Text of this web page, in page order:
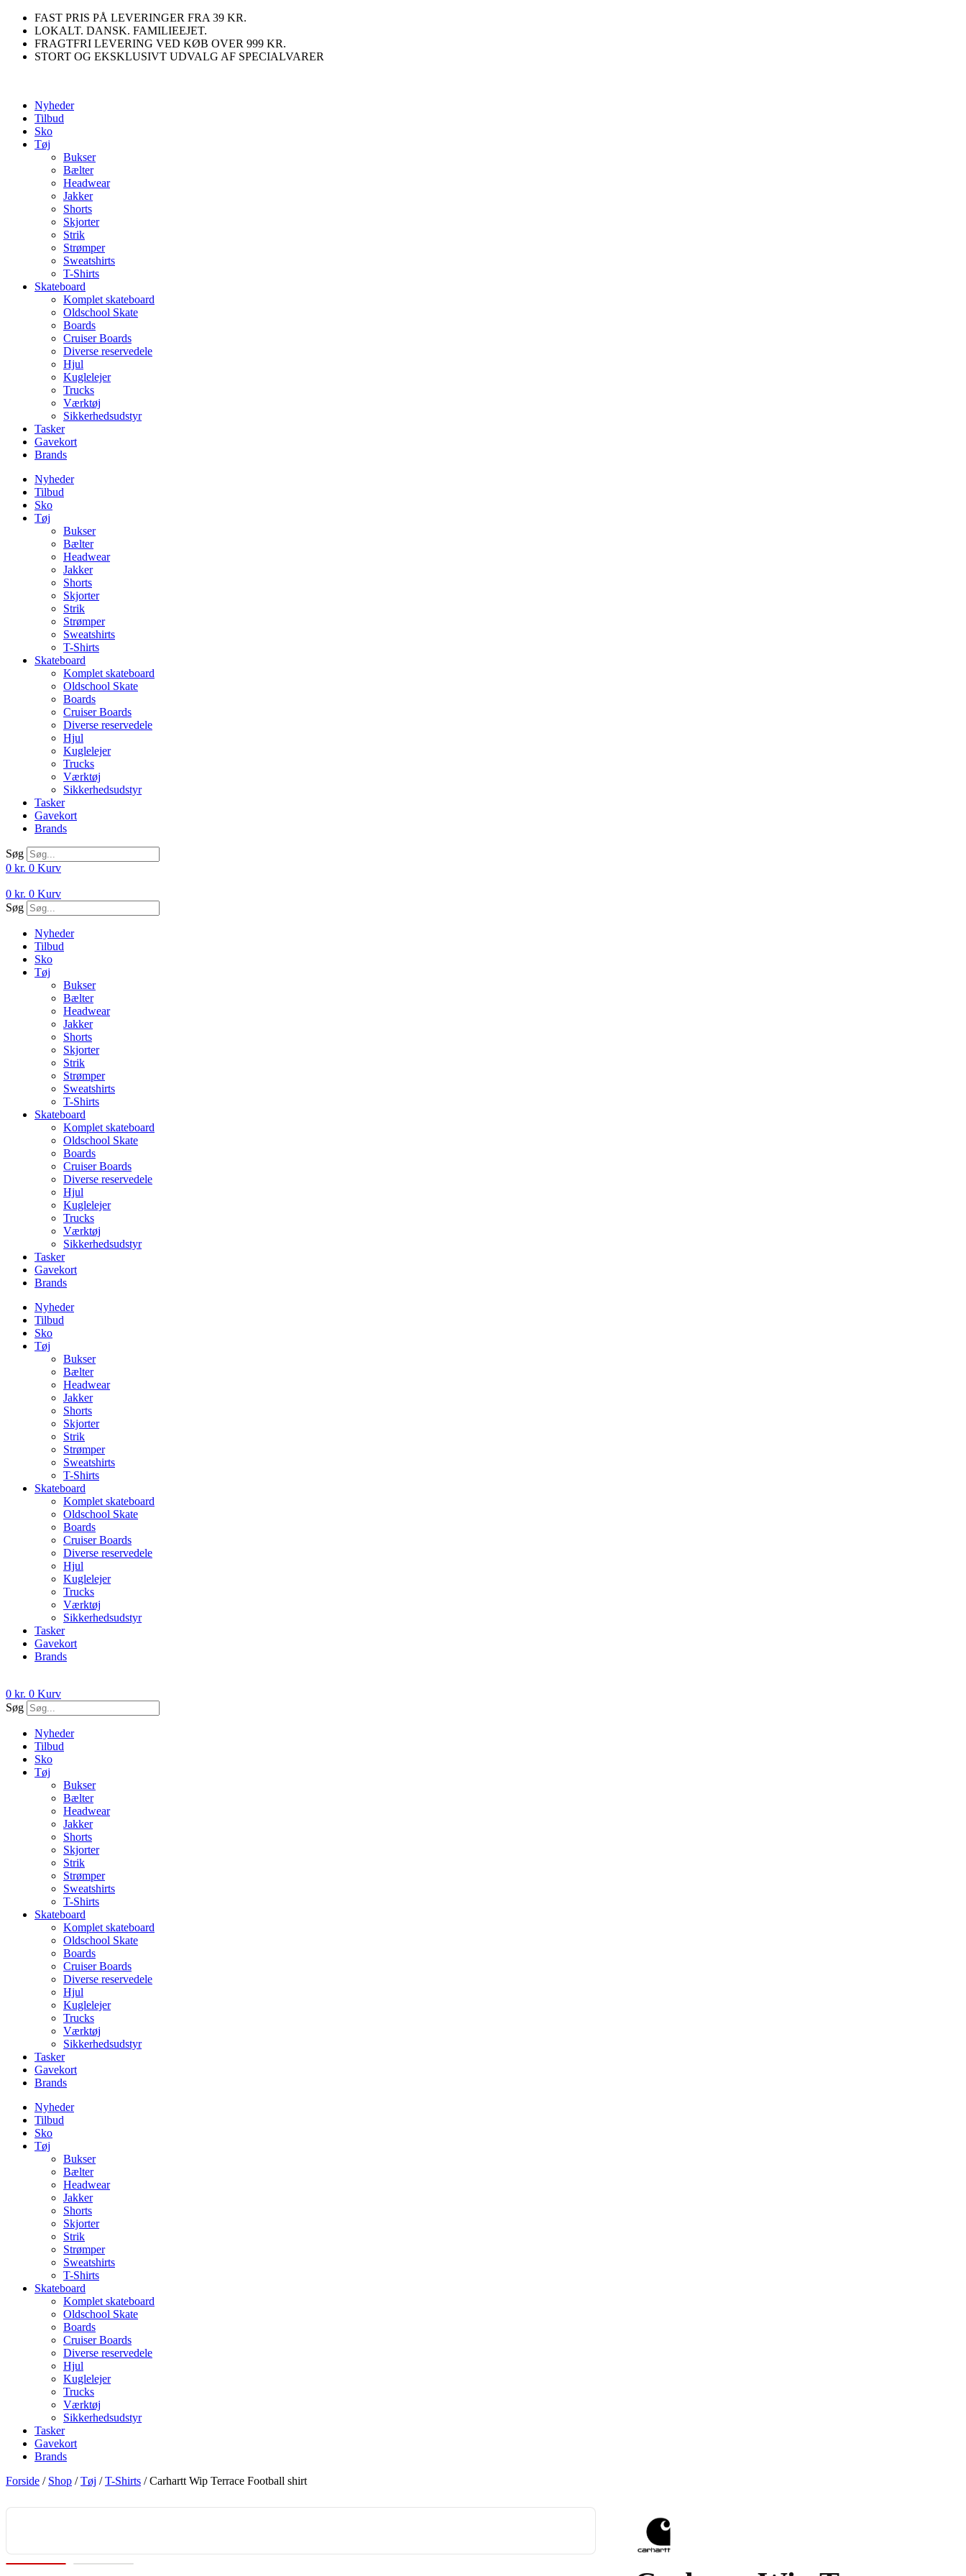
Videre
indhold
FAST PRIS PÅ LEVERINGER FRA 39 KR.
LOKALT. DANSK. FAMILIEEJET.
FRAGTFRI LEVERING VED KØB OVER 999 KR.
STORT OG EKSKLUSIVT UDVALG AF SPECIALVARER
Nyheder
Tilbud
Sko
Tøj
Bukser
Bælter
Headwear
Jakker
Shorts
Skjorter
Strik
Strømper
Sweatshirts
T-Shirts
Skateboard
Komplet skateboard
Oldschool Skate
Boards
Cruiser Boards
Diverse reservedele
Hjul
Kuglelejer
Trucks
Værktøj
Sikkerhedsudstyr
Tasker
Gavekort
Brands
Nyheder
Tilbud
Sko
Tøj
Bukser
Bælter
Headwear
Jakker
Shorts
Skjorter
Strik
Strømper
Sweatshirts
T-Shirts
Skateboard
Komplet skateboard
Oldschool Skate
Boards
Cruiser Boards
Diverse reservedele
Hjul
Kuglelejer
Trucks
Værktøj
Sikkerhedsudstyr
Tasker
Gavekort
Brands
Søg
0 kr. 0 Kurv
0 kr. 0 Kurv
Søg
Nyheder
Tilbud
Sko
Tøj
Bukser
Bælter
Headwear
Jakker
Shorts
Skjorter
Strik
Strømper
Sweatshirts
T-Shirts
Skateboard
Komplet skateboard
Oldschool Skate
Boards
Cruiser Boards
Diverse reservedele
Hjul
Kuglelejer
Trucks
Værktøj
Sikkerhedsudstyr
Tasker
Gavekort
Brands
Nyheder
Tilbud
Sko
Tøj
Bukser
Bælter
Headwear
Jakker
Shorts
Skjorter
Strik
Strømper
Sweatshirts
T-Shirts
Skateboard
Komplet skateboard
Oldschool Skate
Boards
Cruiser Boards
Diverse reservedele
Hjul
Kuglelejer
Trucks
Værktøj
Sikkerhedsudstyr
Tasker
Gavekort
Brands
0 kr. 0 Kurv
Søg
Nyheder
Tilbud
Sko
Tøj
Bukser
Bælter
Headwear
Jakker
Shorts
Skjorter
Strik
Strømper
Sweatshirts
T-Shirts
Skateboard
Komplet skateboard
Oldschool Skate
Boards
Cruiser Boards
Diverse reservedele
Hjul
Kuglelejer
Trucks
Værktøj
Sikkerhedsudstyr
Tasker
Gavekort
Brands
Nyheder
Tilbud
Sko
Tøj
Bukser
Bælter
Headwear
Jakker
Shorts
Skjorter
Strik
Strømper
Sweatshirts
T-Shirts
Skateboard
Komplet skateboard
Oldschool Skate
Boards
Cruiser Boards
Diverse reservedele
Hjul
Kuglelejer
Trucks
Værktøj
Sikkerhedsudstyr
Tasker
Gavekort
Brands
Forside / Shop /Tøj /T-Shirts / Carhartt Wip Terrace Football shirt